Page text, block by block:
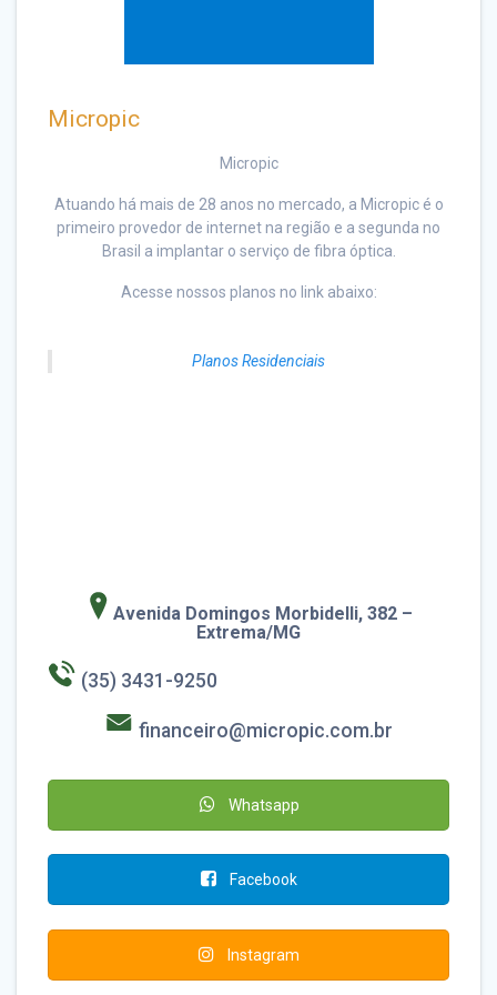
Micropic
Micropic
Atuando há mais de 28 anos no mercado, a Micropic é o
primeiro provedor de internet na região e a segunda no
Brasil a implantar o serviço de fibra óptica.
Acesse nossos planos no link abaixo:
Planos Residenciais
Avenida Domingos Morbidelli, 382 –
Extrema/MG
(35) 3431-9250
financeiro@micropic.com.br
Whatsapp
Facebook
Instagram